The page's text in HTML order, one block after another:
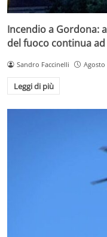
Incendio a Gordona:
del fuoco continua
Sandro Faccinelli Agosto
Leggi di più